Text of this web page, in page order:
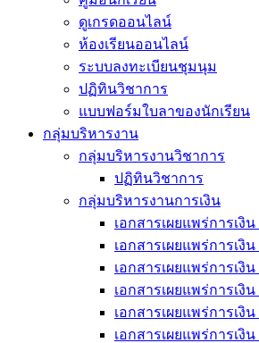
ดูเกรดออนไลน์
ห้องเรียนออนไลน์
ระบบลงทะเบียนชุมนุม
ปฏิทินวิชาการ
แบบฟอร์มใบลาของนักเรียน
กลุ่มบริหารงาน
กลุ่มบริหารงานวิชาการ
ปฏิทินวิชาการ
กลุ่มบริหารงานการเงิน
เอกสารเผยแพร่การเงิ
เอกสารเผยแพร่การเงิ
เอกสารเผยแพร่การเงิ
เอกสารเผยแพร่การเงิ
เอกสารเผยแพร่การเงิ
เอกสารเผยแพร่การเงิ